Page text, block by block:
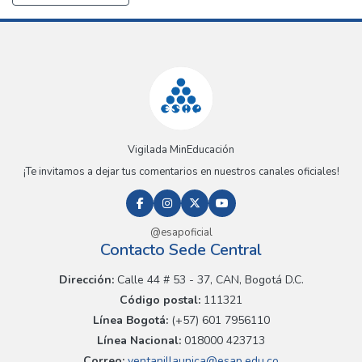
Vigilada MinEducación
¡Te invitamos a dejar tus comentarios en nuestros canales oficiales!
@esapoficial
Contacto Sede Central
Dirección:Calle 44 # 53 - 37, CAN, Bogotá D.C.
Código postal: 111321
Línea Bogotá:(+57) 601 7956110
Línea Nacional: 018000 423713